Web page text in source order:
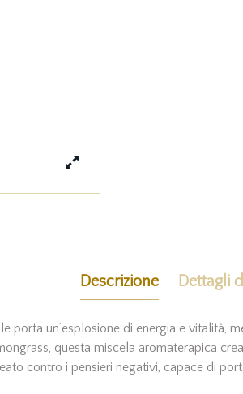
Descrizione Dettagli
porta un’esplosione di energia e vitalità,
questa miscela aromaterapica
contro i pensieri negativi, capace di